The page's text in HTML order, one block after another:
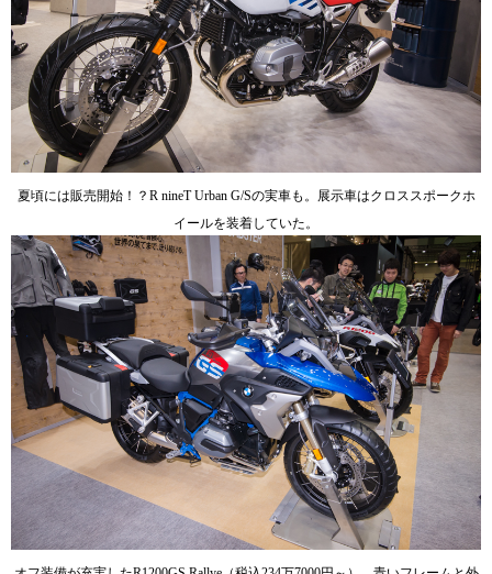
夏頃には販売開始！？R nineT Urban G/Sの実車も。展示車はクロススポークホ
イールを装着していた。